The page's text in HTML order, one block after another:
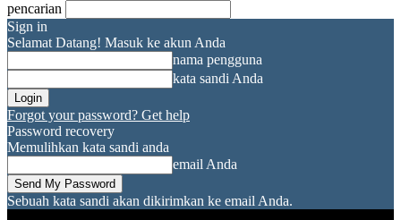
pencarian
Sign in
Selamat Datang! Masuk ke akun Anda
nama pengguna
kata sandi Anda
Forgot your password? Get help
Password recovery
Memulihkan kata sandi anda
email Anda
Sebuah kata sandi akan dikirimkan ke email Anda.